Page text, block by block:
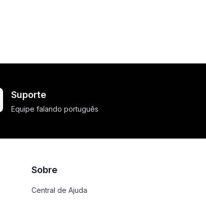
Suporte
Equipe falando português
Sobre
Central de Ajuda